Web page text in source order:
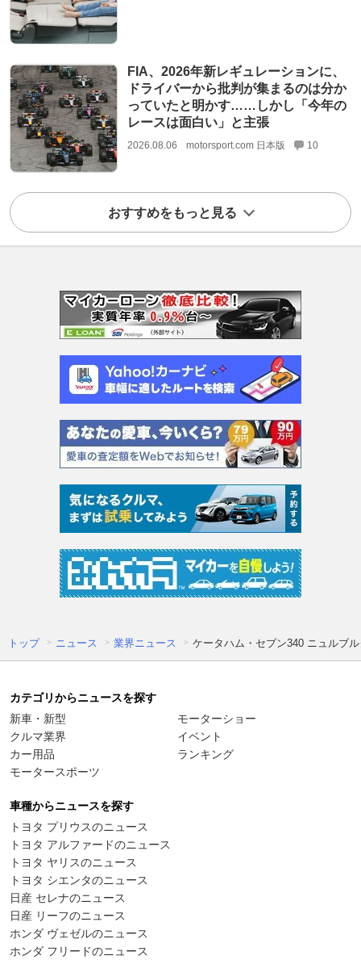
FIA、2026年新レギュレーションに、
ドライバーから批判が集まるのは分か
っていたと明かす……しかし「今年の
レースは面白い」と主張
2026.08.06 motorsport.com 日本版 10
おすすめをもっと見る
トップ ニュース 業界ニュース ケータハム・セブン340 ニュルブ
カテゴリからニュースを探す
新車・新型
クルマ業界
カー用品
モータースポーツ
モーターショー
イベント
ランキング
車種からニュースを探す
トヨタ プリウスのニュース
トヨタ アルファードのニュース
トヨタ ヤリスのニュース
トヨタ シエンタのニュース
日産 セレナのニュース
日産 リーフのニュース
ホンダ ヴェゼルのニュース
ホンダ フリードのニュース